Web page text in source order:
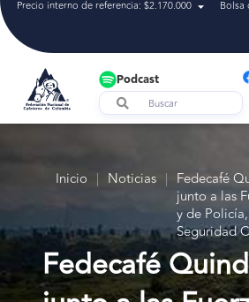
Precio interno de referencia: $2.170.000 Bolsa
Podcast
Inicio | Noticias | Fedecafé
junto a las
y de
Seguridad
Fedecafé